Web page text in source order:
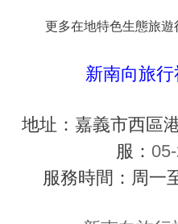
更多在地特色生態旅
新南向旅
地址：嘉義市西區
服：
服務時間：周一